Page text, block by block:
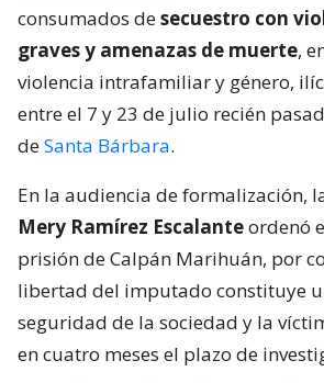
consumados desecuestro con
graves y amenazas de muerte,
violencia intrafamiliar y género,
entre el 7 y 23 de julio recién
deSanta Bárbara.
En la audiencia de formalización,
Mery Ramírez Escalanteordenó
prisión de Calpán Marihuán, por
libertad del imputado constituye
seguridad de la sociedad y la
en cuatro meses el plazo de